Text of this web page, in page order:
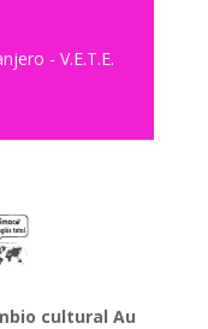
- V.E.T.E.
cultural Au